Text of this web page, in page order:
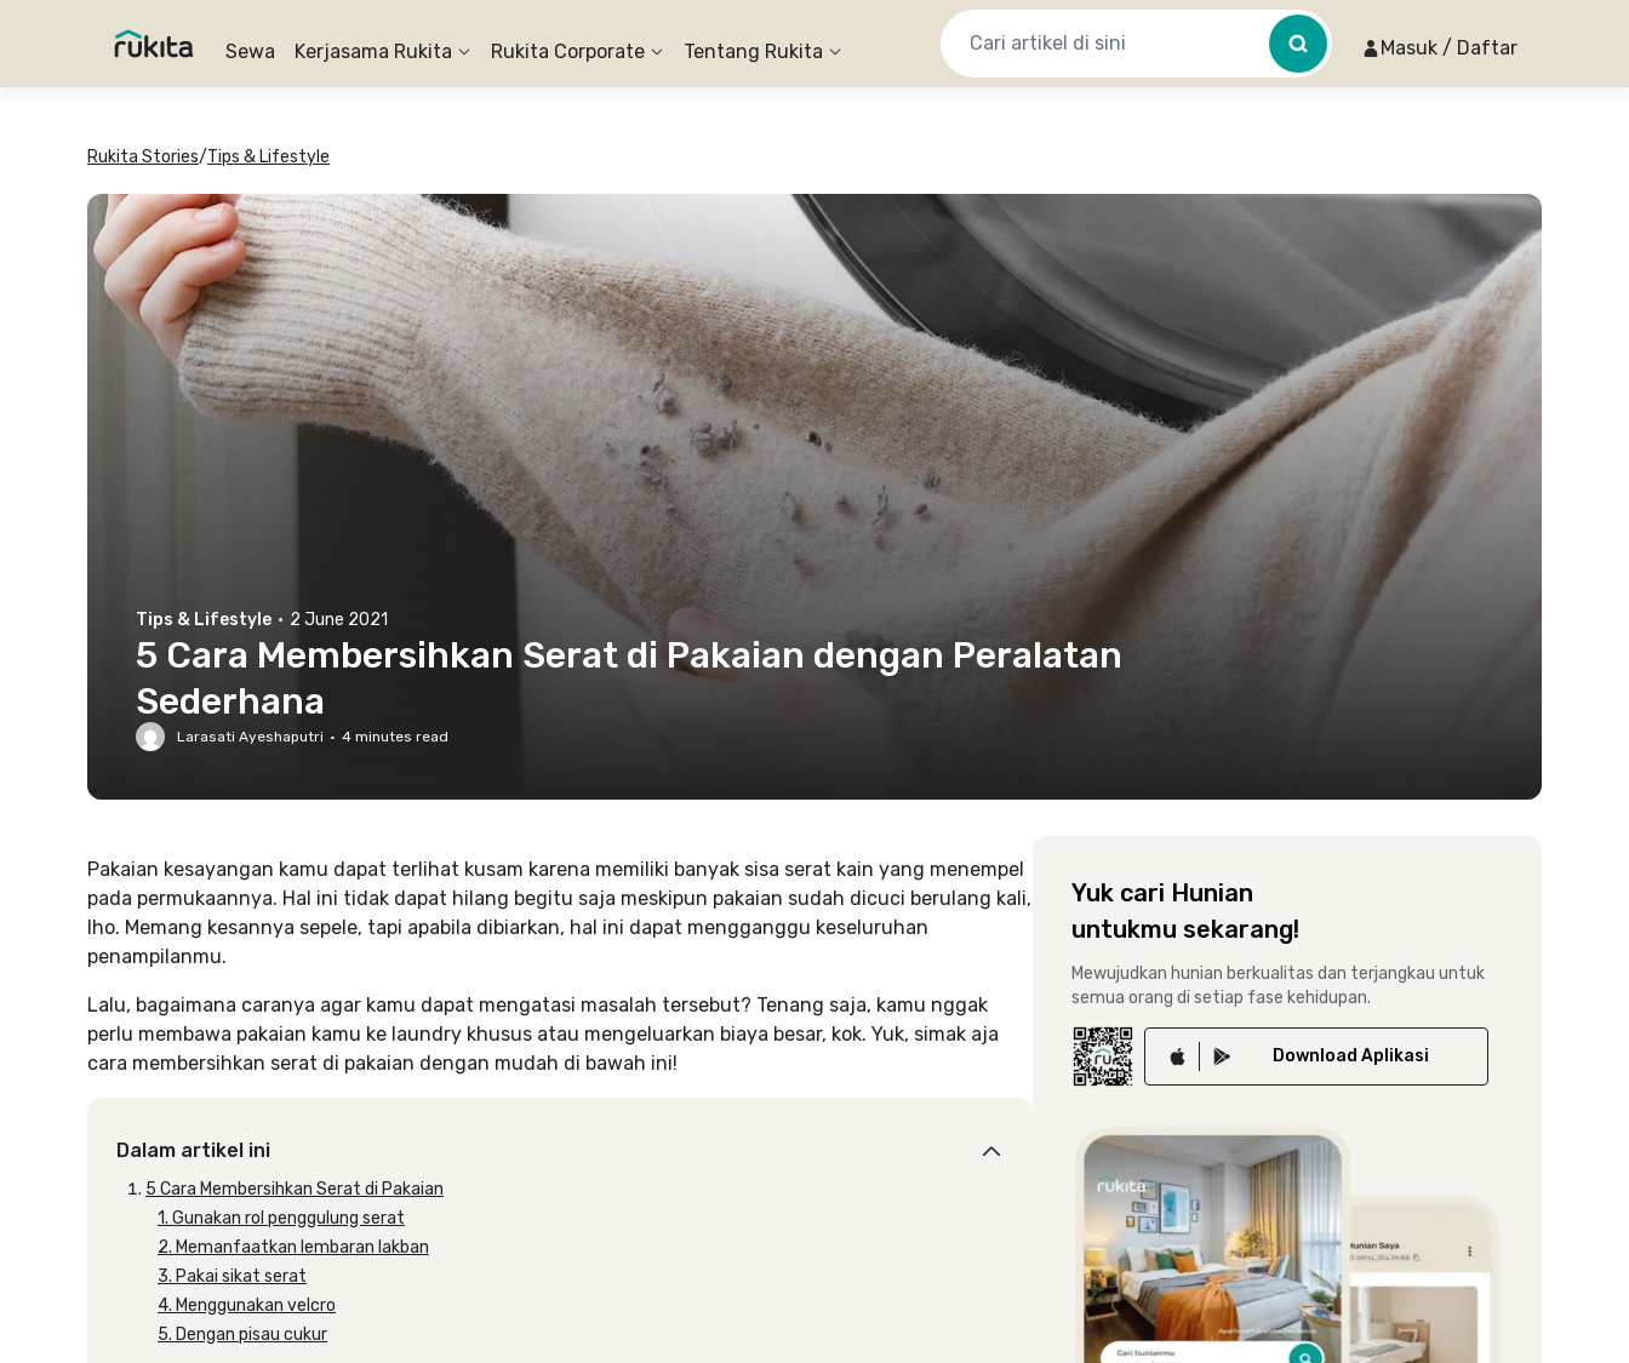
Sewa Kerjasama Rukita Rukita Corporate Tentang Rukita Masuk / Daftar
Rukita Stories/Tips & Lifestyle
Tips & Lifestyle · 2 June 2021
5 Cara Membersihkan Serat di Pakaian dengan Peralatan
Sederhana
Larasati Ayeshaputri · 4 minutes read
Pakaian kesayangan kamu dapat terlihat kusam karena memiliki banyak sisa serat kain yang menempel
pada permukaannya. Hal ini tidak dapat hilang begitu saja meskipun pakaian sudah dicuci berulang kali,
lho. Memang kesannya sepele, tapi apabila dibiarkan, hal ini dapat mengganggu keseluruhan
penampilanmu.
Lalu, bagaimana caranya agar kamu dapat mengatasi masalah tersebut? Tenang saja, kamu nggak
perlu membawa pakaian kamu ke laundry khusus atau mengeluarkan biaya besar, kok. Yuk, simak aja
cara membersihkan serat di pakaian dengan mudah di bawah ini!
Dalam artikel ini
5 Cara Membersihkan Serat di Pakaian
1. Gunakan rol penggulung serat
2. Memanfaatkan lembaran lakban
3. Pakai sikat serat
4. Menggunakan velcro
5. Dengan pisau cukur
Yuk cari Hunian
untukmu sekarang!
Mewujudkan hunian berkualitas dan terjangkau untuk
semua orang di setiap fase kehidupan.
Download Aplikasi